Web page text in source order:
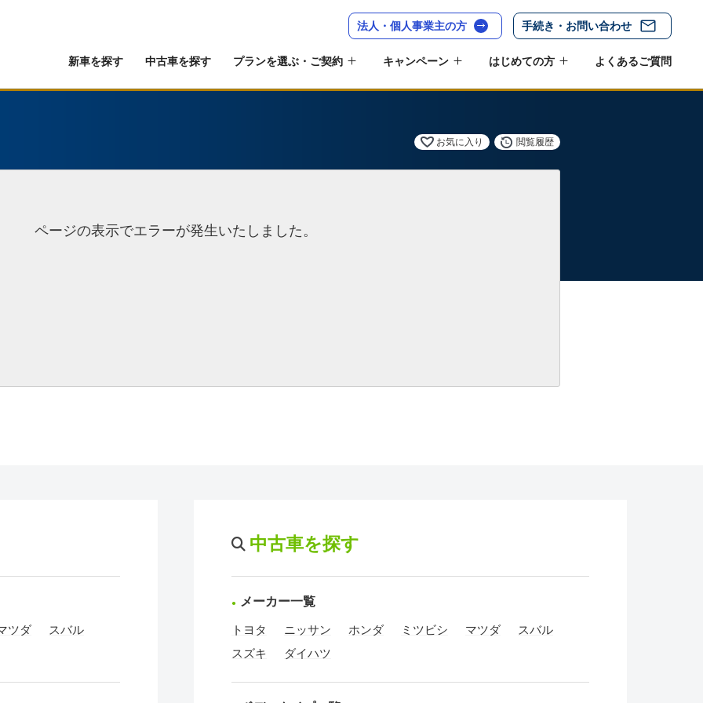
法人・個人事業主の方 手続き・お問い合わせ
新車を探す 中古車を探す プランを選ぶ・ご契約 キャンペーン はじめての方 よくあるご質問
お気に入り 閲覧履歴
ページの表示でエラーが発生いたしました。
ツダ スバル
中古車を探す
メーカー一覧
トヨタ ニッサン ホンダ ミツビシ マツダ
スバル
スズキ
ダイハツ